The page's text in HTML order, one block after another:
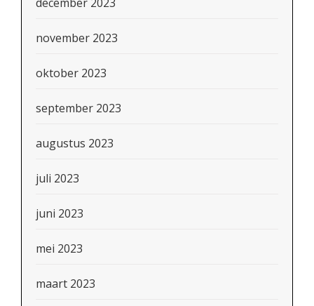
november 2023
oktober 2023
september 2023
augustus 2023
juli 2023
juni 2023
mei 2023
maart 2023